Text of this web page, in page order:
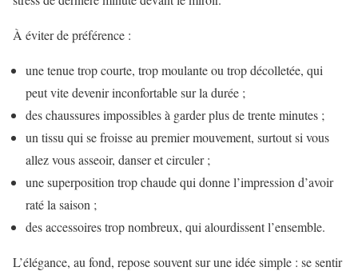
À éviter de préférence :
une tenue trop courte, trop moulante ou trop décolletée, qui
peut vite devenir inconfortable sur la durée ;
des chaussures impossibles à garder plus de trente minutes ;
un tissu qui se froisse au premier mouvement, surtout si vous
allez vous asseoir, danser et circuler ;
une superposition trop chaude qui donne l’impression d’avoir
raté la saison ;
des accessoires trop nombreux, qui alourdissent l’ensemble.
L’élégance, au fond, repose souvent sur une idée simple : se sentir